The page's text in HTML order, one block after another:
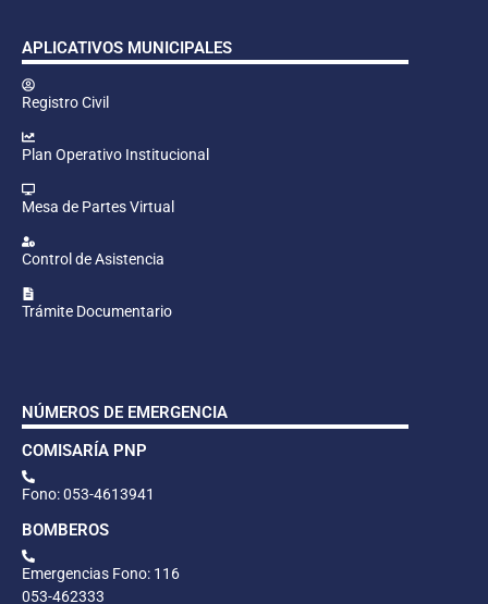
APLICATIVOS MUNICIPALES
Registro Civil
Plan Operativo Institucional
Mesa de Partes Virtual
Control de Asistencia
Trámite Documentario
NÚMEROS DE EMERGENCIA
COMISARÍA PNP
Fono: 053-4613941
BOMBEROS
Emergencias Fono: 116
053-462333